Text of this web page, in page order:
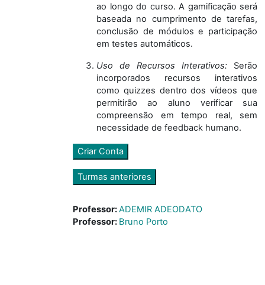
ao longo do curso. A gamificação será
baseada no cumprimento de tarefas,
conclusão de módulos e participação
em testes automáticos.
Uso de Recursos Interativos: Serão
incorporados recursos interativos
como quizzes dentro dos vídeos que
permitirão ao aluno verificar sua
compreensão em tempo real, sem
necessidade de feedback humano.
Criar Conta
Turmas anteriores
Professor:ADEMIR ADEODATO
Professor: Bruno Porto